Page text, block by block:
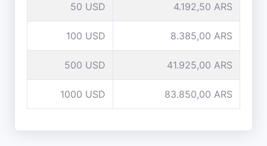
50 USD 4.192,50 ARS
100 USD 8.385,00 ARS
500 USD 41.925,00 ARS
1000 USD 83.850,00 ARS